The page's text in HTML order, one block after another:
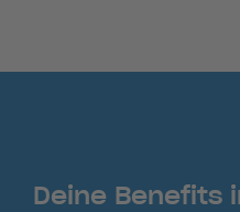
Deine Benefits